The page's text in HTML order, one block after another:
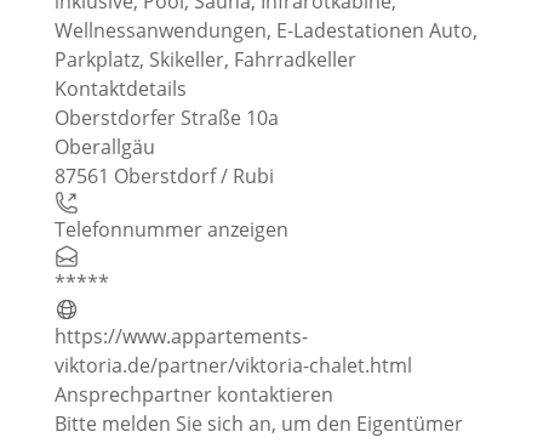
Wellnessanwendungen, E-Ladestationen Auto,
Parkplatz, Skikeller, Fahrradkeller
Kontaktdetails
Oberstdorfer Straße 10a
Oberallgäu
87561 Oberstdorf / Rubi
Telefonnummer anzeigen
*****
https://www.appartements-
viktoria.de/partner/viktoria-chalet.html
Ansprechpartner kontaktieren
Bitte melden Sie sich an, um den Eigentümer